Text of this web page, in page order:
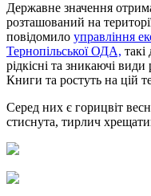
Державне значення
розташований на
повідомило управління
Тернопільської ОДА,
рідкісні та зникаючі
Книги та ростуть на цій
Серед них є горицвіт
стиснута, тирлич